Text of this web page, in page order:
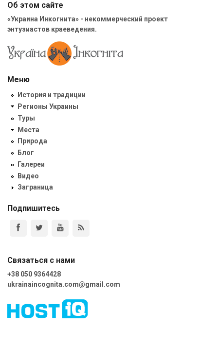
Об этом сайте
«Украина Инкогнита» - некоммерческий проект
энтузиастов краеведения.
Меню
История и традиции
Регионы Украины
Туры
Места
Природа
Блог
Галереи
Видео
Заграница
Подпишитесь
Связаться с нами
+38 050 9364428
ukrainaincognita.com@gmail.com